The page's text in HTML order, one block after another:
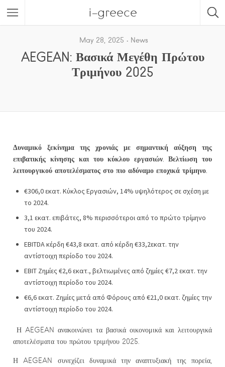
i-greece
May 28, 2025 News
AEGEAN: Βασικά Μεγέθη Πρώτου
Τριμήνου 2025
Δυναμικό ξεκίνημα της χρονιάς με σημαντική αύξηση της
επιβατικής κίνησης και του κύκλου εργασιών. Βελτίωση του
λειτουργικού αποτελέσματος στο πιο αδύναμο εποχικά τρίμηνο.
€306,0 εκατ. Κύκλος Εργασιών, 14% υψηλότερος σε σχέση με
το 2024.
3,1 εκατ. επιβάτες, 8% περισσότεροι από το πρώτο τρίμηνο
του 2024.
EBITDA κέρδη €43,8 εκατ. από κέρδη €33,2εκατ. την
αντίστοιχη περίοδο του 2024.
EBIT Ζημίες €2,6 εκατ., βελτιωμένες από ζημίες €7,2 εκατ. την
αντίστοιχη περίοδο του 2024.
€6,6 εκατ. Ζημίες μετά από Φόρους από €21,0 εκατ. ζημίες την
αντίστοιχη περίοδο του 2024.
Η AEGEAN ανακοινώνει τα βασικά οικονομικά και λειτουργικά
αποτελέσματα του πρώτου τριμήνου 2025.
Η AEGEAN συνεχίζει δυναμικά την αναπτυξιακή της πορεία,